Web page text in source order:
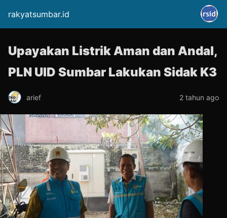
rakyatsumbar.id
Upayakan Listrik Aman dan Andal,
PLN UID Sumbar Lakukan Sidak K3
arief 2 tahun ago